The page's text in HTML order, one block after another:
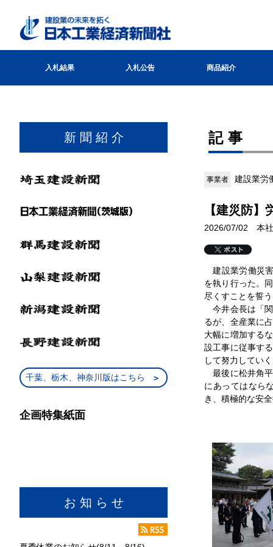
入札結果 入札公告 商品紹介
新 聞 紹 介
千葉、栃木、神奈川版はこちら
企画特集紙面
お 知 ら せ
記事
事業者 建設業労
【建災防
2026/07/02 本
建設業労働災
を執り行った。
尽くすことを誓
今井会長は「関
るが、全産業に
大幅に増加する
設工事に従事す
して努力してい
最後に松井角平
にあってはなら
き、積極的な安